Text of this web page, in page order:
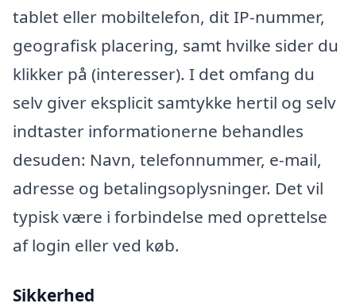
tablet eller mobiltelefon, dit IP-nummer,
geografisk placering, samt hvilke sider du
klikker på (interesser). I det omfang du
selv giver eksplicit samtykke hertil og selv
indtaster informationerne behandles
desuden: Navn, telefonnummer, e-mail,
adresse og betalingsoplysninger. Det vil
typisk være i forbindelse med oprettelse
af login eller ved køb.
Sikkerhed